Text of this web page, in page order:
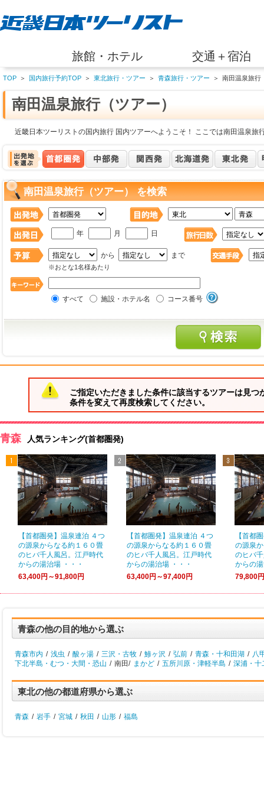
旅館・ホテル 交通＋宿泊
TOP ＞ 国内旅行予約TOP ＞ 東北旅行・ツアー ＞ 青森旅行・ツアー ＞ 南田温泉旅行
南田温泉旅行（ツアー）
近畿日本ツーリストの国内旅行 国内ツアーへようこそ！ ここでは南田温泉旅
南田温泉旅行（ツアー） を検索
年 月 日
から まで
※おとな1名様あたり
すべて 施設・ホテル名 コース番号
ご指定いただきました条件に該当するツアーは見つ
条件を変えて再度検索してください。
青森 人気ランキング(首都圏発)
【首都圏発】温泉連泊 ４つ
の源泉からなる約１６０畳
のヒバ千人風呂。江戸時代
からの湯治場 ・・・
63,400円～91,800円
【首都圏発】温泉連泊 ４つ
の源泉からなる約１６０畳
のヒバ千人風呂。江戸時代
からの湯治場 ・・・
63,400円～97,400円
【首都
の源泉
のヒバ
からの
79,800
青森の他の目的地から選ぶ
青森市内 / 浅虫 / 酸ヶ湯 / 三沢・古牧 / 鯵ヶ沢 / 弘前 / 青森・十和田湖 / 八
下北半島・むつ・大間・恐山 / 南田/ まかど / 五所川原・津軽半島 / 深浦・十
東北の他の都道府県から選ぶ
青森 / 岩手 / 宮城 / 秋田 / 山形 / 福島